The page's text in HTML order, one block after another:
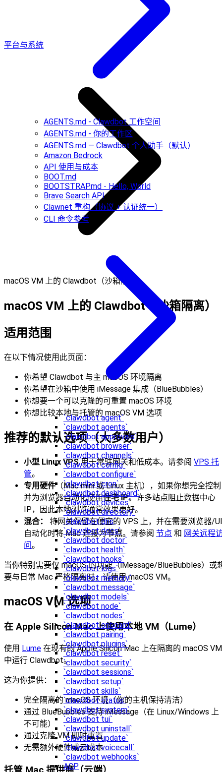
AGENTS.md - Clawdbot 工作空间
AGENTS.md - 你的工作区
AGENTS.md — Clawdbot 个人助手（默认）
Amazon Bedrock
API 使用与成本
BOOT.md
BOOTSTRAP.md - Hello, World
Brave Search API
Clawnet 重构（协议 + 认证统一）
CLI 命令参考
`clawdbot agent`
`clawdbot agents`
`clawdbot approvals`
`clawdbot browser`
`clawdbot channels`
`clawdbot config`
`clawdbot configure`
`clawdbot cron`
`clawdbot dashboard`
`clawdbot devices`
`clawdbot directory`
`clawdbot dns`
`clawdbot docs`
`clawdbot doctor`
`clawdbot health`
`clawdbot hooks`
`clawdbot logs`
`clawdbot memory`
`clawdbot message`
`clawdbot models`
`clawdbot node`
`clawdbot nodes`
`clawdbot onboard`
`clawdbot pairing`
`clawdbot plugins`
`clawdbot reset`
`clawdbot security`
`clawdbot sessions`
`clawdbot setup`
`clawdbot skills`
`clawdbot status`
`clawdbot system`
`clawdbot tui`
`clawdbot uninstall`
`clawdbot update`
`clawdbot voicecall`
`clawdbot webhooks`
ACP
平台与系统
macOS VM 上的 Clawdbot（沙箱隔离）
macOS VM 上的 Clawdbot（沙箱隔离）
适用范围
在以下情况使用此页面：
你希望 Clawdbot 与主 macOS 环境隔离
你希望在沙箱中使用 iMessage 集成（BlueBubbles）
你想要一个可以克隆的可重置 macOS 环境
你想比较本地与托管的 macOS VM 选项
推荐的默认选项（大多数用户）
小型 Linux VPS用于常驻网关和低成本。请参阅 VPS 托
管。
专用硬件（Mac mini 或 Linux 主机），如果你想完全控制
并为浏览器自动化使用住宅 IP。许多站点阻止数据中心
IP，因此本地浏览通常效果更好。
混合：
将网关保留在便宜的 VPS 上，并在需要浏览器/UI
自动化时将 Mac 连接为节点。请参阅 节点 和 网关远程
问。
当你特别需要仅 macOS 的功能（iMessage/BlueBubbles）或
要与日常 Mac 严格隔离时，请使用 macOS VM。
macOS VM 选项
在 Apple Silicon Mac 上使用本地 VM（Lume）
使用 Lume 在现有的 Apple Silicon Mac 上在隔离的 macOS VM
中运行 Clawdbot。
这为你提供：
完全隔离的 macOS 环境（你的主机保持清洁）
通过 BlueBubbles 支持 iMessage（在 Linux/Windows 上
不可能）
通过克隆 VM 即时重置
无需额外硬件或云成本